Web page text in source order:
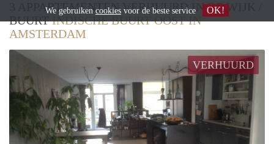
3 APPARTEMENTEN VERHUURD IN DE WIJK /
BUURTINDISCHE BUURT OOST IN
AMSTERDAM
VERHUURD
We gebruiken cookies voor de beste service OK!